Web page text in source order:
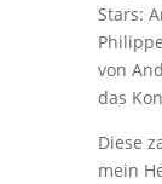
Stars:
von
das
Diese
mein